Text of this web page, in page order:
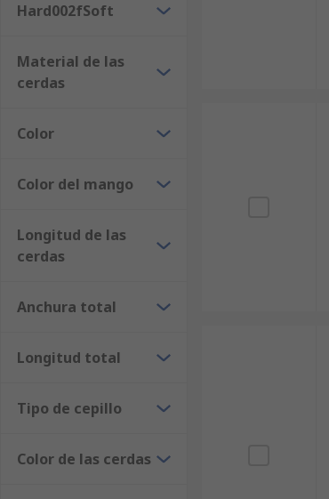
Hard002fSoft
Material de las
cerdas
Color
Color del mango
Longitud de las
cerdas
Anchura total
Longitud total
Tipo de cepillo
Color de las cerdas